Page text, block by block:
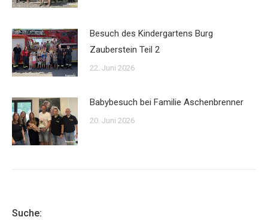
Besuch des Kindergartens Burg
Zauberstein Teil 2
22. Juni 2026
Babybesuch bei Familie Aschenbrenner
20. Juni 2026
Suche: